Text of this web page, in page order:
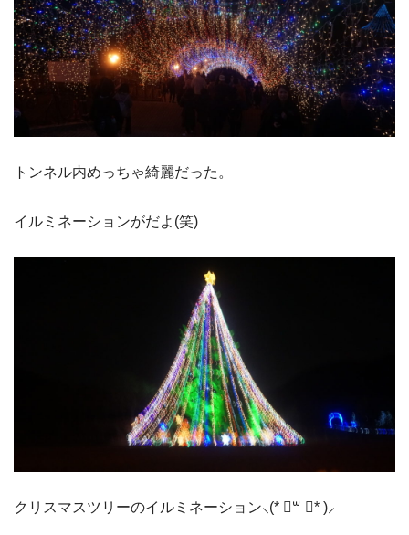
トンネル内めっちゃ綺麗だった。
イルミネーションがだよ(笑)
クリスマスツリーのイルミネーション⸜(* ॑꒳ ॑* )⸝